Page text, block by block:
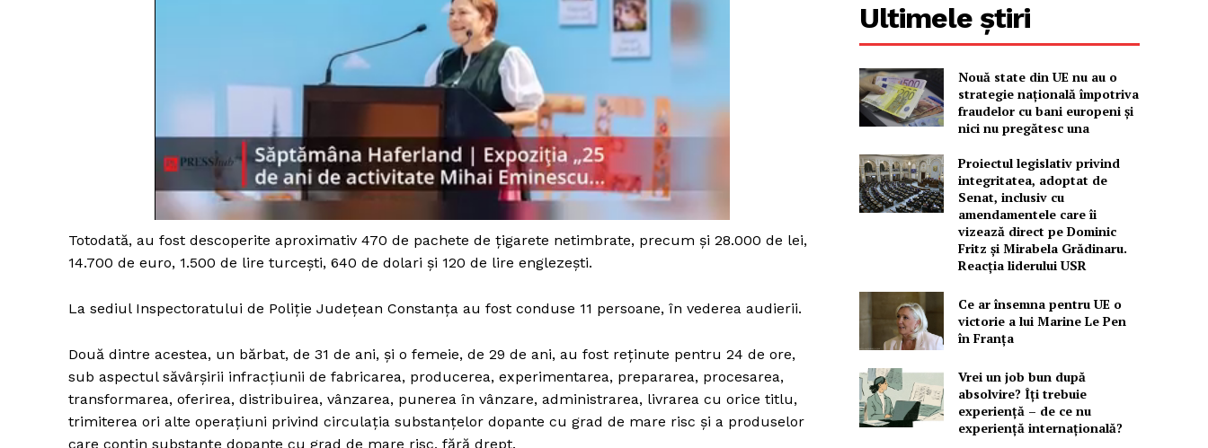
Un proiect
Proiecte editoriale
Rețea
Contact
Totodată, au fost descoperite aproximativ 470 de pachete de ţigarete netimbrate, precum şi 28.000 de lei,
14.700 de euro, 1.500 de lire turceşti, 640 de dolari şi 120 de lire englezeşti.
La sediul Inspectoratului de Poliţie Judeţean Constanţa au fost conduse 11 persoane, în vederea audierii.
Două dintre acestea, un bărbat, de 31 de ani, şi o femeie, de 29 de ani, au fost reţinute pentru 24 de ore,
sub aspectul săvârşirii infracţiunii de fabricarea, producerea, experimentarea, prepararea, procesarea,
transformarea, oferirea, distribuirea, vânzarea, punerea în vânzare, administrarea, livrarea cu orice titlu,
trimiterea ori alte operaţiuni privind circulaţia substanţelor dopante cu grad de mare risc şi a produselor
care conţin substanţe dopante cu grad de mare risc, fără drept.
Ultimele știri
Nouă state din UE nu au o
strategie națională împotriva
fraudelor cu bani europeni și
nici nu pregătesc una
Proiectul legislativ privind
integritatea, adoptat de
Senat, inclusiv cu
amendamentele care îi
vizează direct pe Dominic
Fritz și Mirabela Grădinaru.
Reacția liderului USR
Ce ar însemna pentru UE o
victorie a lui Marine Le Pen
în Franța
Vrei un job bun după
absolvire? Îți trebuie
experiență – de ce nu
experiență internațională?